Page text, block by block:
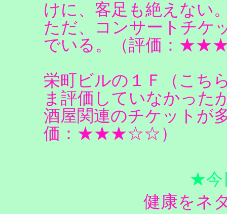
けに、客足も絶えない
ただ、コンサートチケ
でいる。（評価：
栄町ビルの１Ｆ（こち
ま評価していなかった
酒屋関連のチケットが
価：★★★☆☆）
★今
健康をネ